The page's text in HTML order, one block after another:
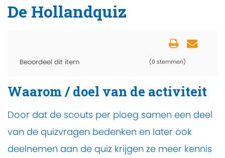
De Hollandquiz
Beoordeel dit item (0 stemmen)
Waarom / doel van de activiteit
Door dat de scouts per ploeg samen een deel
van de quizvragen bedenken en later ook
deelnemen aan de quiz krijgen ze meer kennis